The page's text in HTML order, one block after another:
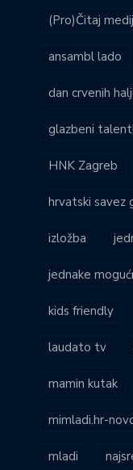
(Pro)Čitaj
ansambl lado
dan crvenih
glazbeni
HNK Zagreb
hrvatski savez
izložba
jednake
kids friendly
laudato tv
mamin kutak
mimladi.hr-
mladi